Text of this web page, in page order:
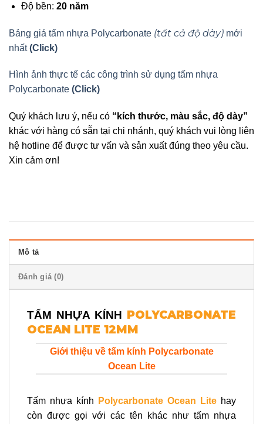
Độ bền: 20 năm
Bảng giá tấm nhựa Polycarbonate (tất cả độ dày) mới
nhất(Click)
Hình ảnh thực tế các công trình sử dụng tấm nhựa
Polycarbonate (Click)
Quý khách lưu ý, nếu có “kích thước, màu sắc, độ dày”
khác với hàng có sẵn tại chi nhánh, quý khách vui lòng liên
hệ hotline để được tư vấn và sản xuất đúng theo yêu cầu.
Xin cảm ơn!
Mô tả
Đánh giá (0)
TẤM NHỰA KÍNH POLYCARBONATE
OCEAN LITE 12MM
Giới thiệu về tấm kính Polycarbonate
Ocean Lite
Tấm nhựa kính Polycarbonate Ocean Lite hay
còn được gọi với các tên khác như tấm nhựa